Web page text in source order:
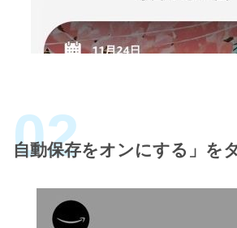
自動保存をオンにする」を